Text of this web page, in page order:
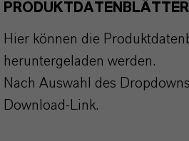
PRODUKTDATENBLÄTTER
Hier können die
heruntergeladen werden.
Nach Auswahl des
Download-Link.